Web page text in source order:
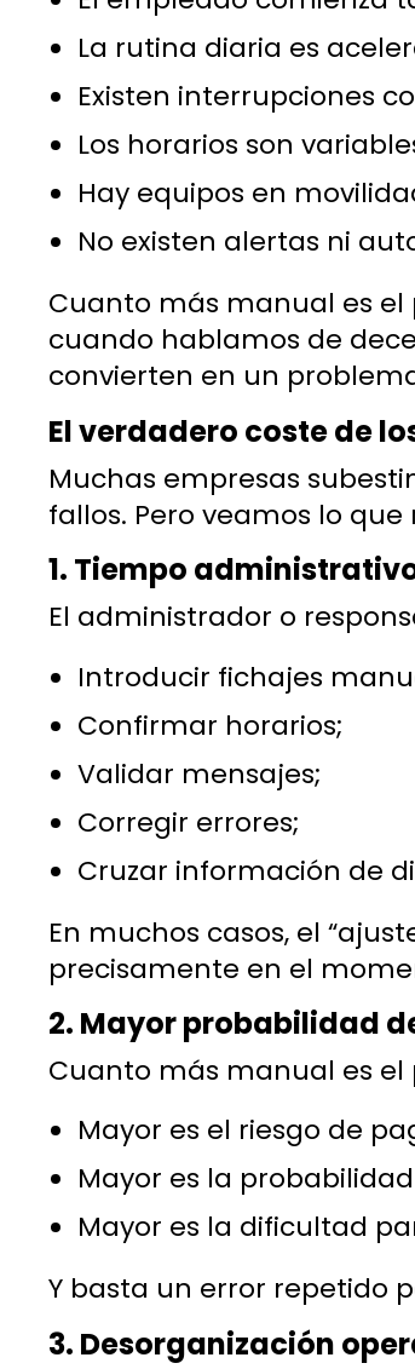
La rutina diaria es
Existen interrupciones
Los horarios son
Hay equipos en
No existen alertas ni
Cuanto más manual es el
cuando hablamos de
convierten en un
El verdadero coste de
Muchas empresas
fallos. Pero veamos lo
1. Tiempo
El administrador o
Introducir fichajes
Confirmar horarios;
Validar mensajes;
Corregir errores;
Cruzar información de
En muchos casos, el
precisamente en el
2. Mayor probabilidad
Cuanto más manual es el
Mayor es el riesgo de
Mayor es la
Mayor es la dificultad
Y basta un error repetido
3. Desorganización